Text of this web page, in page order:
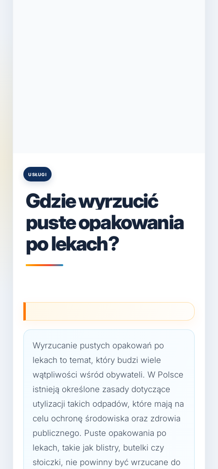
Posted
USŁUGI
Gdzie wyrzucić
puste opakowania
po lekach?
Wyrzucanie pustych opakowań po
lekach to temat, który budzi wiele
wątpliwości wśród obywateli. W Polsce
istnieją określone zasady dotyczące
utylizacji takich odpadów, które mają na
celu ochronę środowiska oraz zdrowia
publicznego. Puste opakowania po
lekach, takie jak blistry, butelki czy
słoiczki, nie powinny być wrzucane do